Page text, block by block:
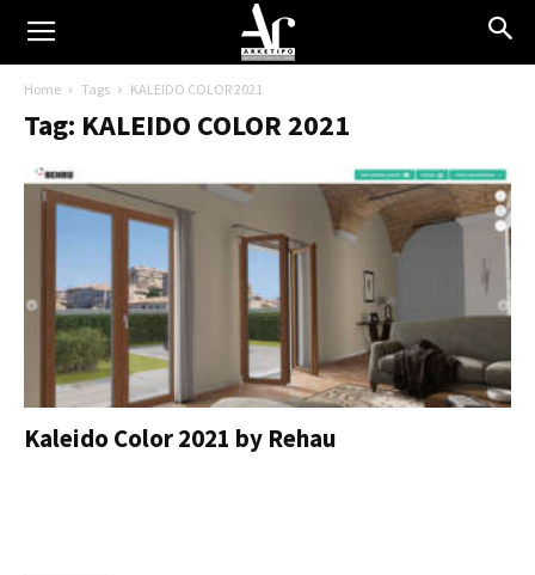
Home Tags KALEIDO COLOR 2021
Tag: KALEIDO COLOR 2021
Kaleido Color 2021 by Rehau